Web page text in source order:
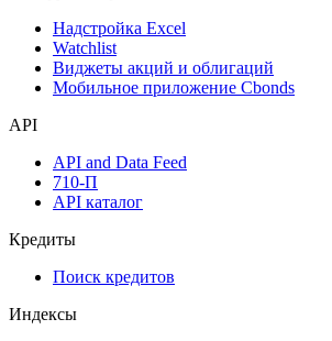
Надстройка Excel
Watchlist
Виджеты акций и облигаций
Мобильное приложение Cbonds
API
API and Data Feed
710-П
API каталог
Кредиты
Поиск кредитов
Индексы